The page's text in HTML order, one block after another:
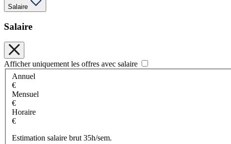
Salaire
Salaire
Afficher uniquement les offres avec salaire
Annuel
€
Mensuel
€
Horaire
€
Estimation salaire brut 35h/sem.